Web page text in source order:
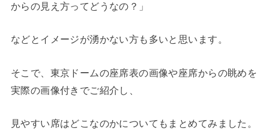
からの見え方ってどうなの？」
などとイメージが湧かない方も多いと思います。
そこで、東京ドームの座席表の画像や座席からの眺めを
実際の画像付きでご紹介し、
見やすい席はどこなのかについてもまとめてみました。